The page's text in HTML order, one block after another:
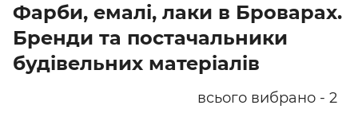
Фарби, емалі, лаки в Броварах.
Бренди та постачальники
будівельних матеріалів
всього вибрано - 2